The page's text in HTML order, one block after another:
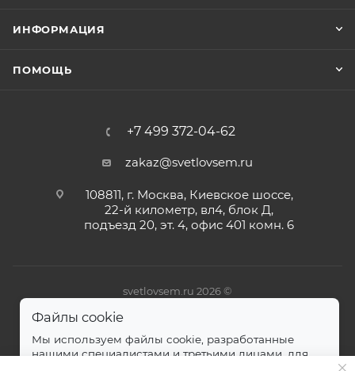
ИНФОРМАЦИЯ
ПОМОЩЬ
+7 499 372-04-62
zakaz@svetlovsem.ru
108811, г. Москва, Киевское шоссе,
22-й километр, вл4, блок Д,
подъезд 20, эт. 4, офис 401 комн. 6
svetlovsem.ru 2026 ©
Файлы cookie
Мы используем файлы cookie, разработанные
нашими специалистами и третьими лицами, для